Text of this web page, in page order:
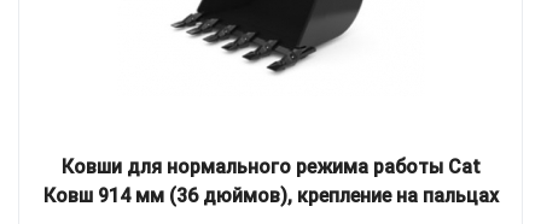
Ковши для нормального режима работы Cat
Ковш 914 мм (36 дюймов), крепление на пальцах